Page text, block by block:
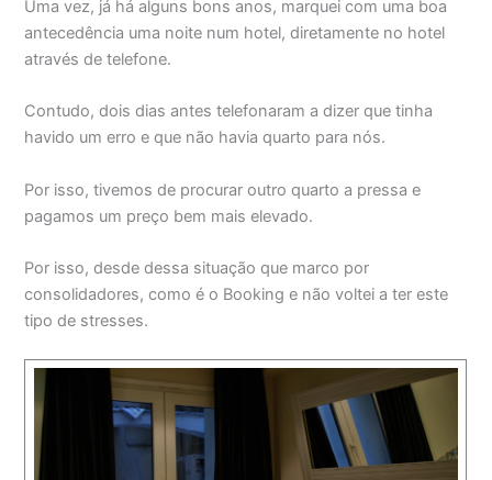
Uma vez, já há alguns bons anos, marquei com uma boa
antecedência uma noite num hotel, diretamente no hotel
através de telefone.
Contudo, dois dias antes telefonaram a dizer que tinha
havido um erro e que não havia quarto para nós.
Por isso, tivemos de procurar outro quarto a pressa e
pagamos um preço bem mais elevado.
Por isso, desde dessa situação que marco por
consolidadores, como é o Booking e não voltei a ter este
tipo de stresses.